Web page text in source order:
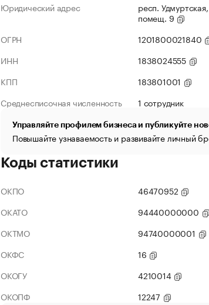
Юридический адрес
респ.
помещ. 9
ОГРН
1201800021840
ИНН
1838024555
КПП
183801001
Среднесписочная численность
1 сотрудник
Управляйте профилем бизнеса и публикуйте
Повышайте узнаваемость и развивайте личный
Коды статистики
ОКПО
46470952
ОКАТО
94440000000
ОКТМО
94740000001
ОКФС
16
ОКОГУ
4210014
ОКОПФ
12247